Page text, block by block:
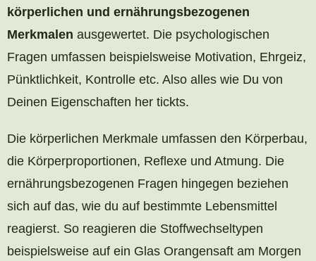
körperlichen und ernährungsbezogenen
Merkmalen ausgewertet. Die psychologischen
Fragen umfassen beispielsweise Motivation, Ehrgeiz,
Pünktlichkeit, Kontrolle etc. Also alles wie Du von
Deinen Eigenschaften her tickts.
Die körperlichen Merkmale umfassen den Körperbau,
die Körperproportionen, Reflexe und Atmung. Die
ernährungsbezogenen Fragen hingegen beziehen
sich auf das, wie du auf bestimmte Lebensmittel
reagierst. So reagieren die Stoffwechseltypen
beispielsweise auf ein Glas Orangensaft am Morgen